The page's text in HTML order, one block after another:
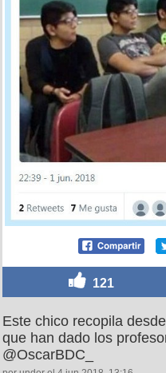
121
Este chico recopila
que han dado los
@OscarBDC_